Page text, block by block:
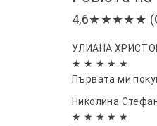
4,6★★★★★
УЛИАНА
★ ★ ★ ★ ★
Първата ми
Николина
★ ★ ★ ★ ★